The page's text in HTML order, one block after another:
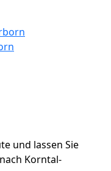
und lassen Sie
Korntal-